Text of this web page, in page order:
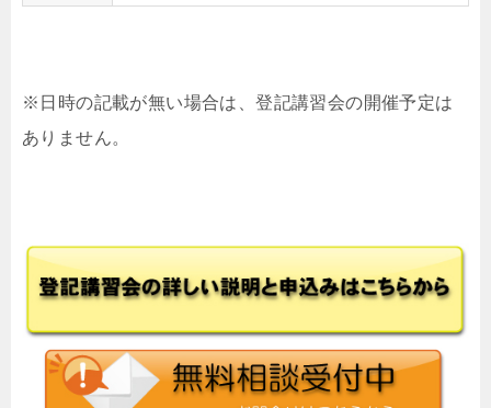
※日時の記載が無い場合は、登記講習会の開催予定は
ありません。